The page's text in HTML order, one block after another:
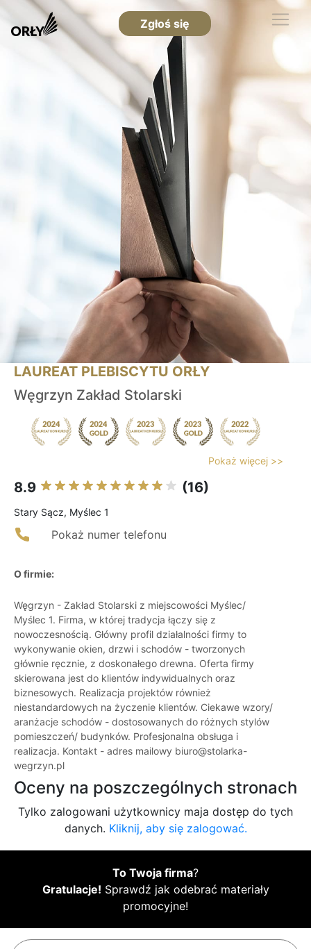
Zgłoś się
LAUREAT PLEBISCYTU ORŁY
Węgrzyn Zakład Stolarski
Pokaż więcej >>
8.9 (16)
Stary Sącz, Myślec 1
Pokaż numer telefonu
O firmie:
Węgrzyn - Zakład Stolarski z miejscowości Myślec/
Myślec 1. Firma, w której tradycja łączy się z
nowoczesnością. Główny profil działalności firmy to
wykonywanie okien, drzwi i schodów - tworzonych
głównie ręcznie, z doskonałego drewna. Oferta firmy
skierowana jest do klientów indywidualnych oraz
biznesowych. Realizacja projektów również
niestandardowych na życzenie klientów. Ciekawe wzory/
aranżacje schodów - dostosowanych do różnych stylów
pomieszczeń/ budynków. Profesjonalna obsługa i
realizacja. Kontakt - adres mailowy biuro@stolarka-
wegrzyn.pl
Oceny na poszczególnych stronach
Tylko zalogowani użytkownicy maja dostęp do tych
danych. Kliknij, aby się zalogować.
To Twoja firma?
Gratulacje! Sprawdź jak odebrać materiały
promocyjne!